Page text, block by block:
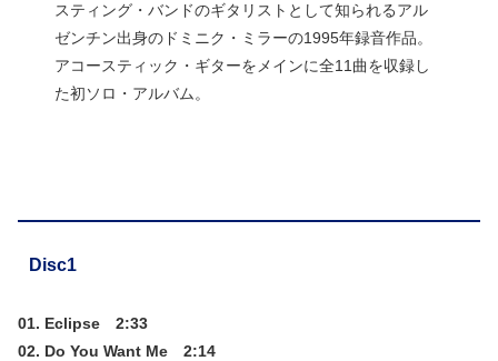
スティング・バンドのギタリストとして知られるアル
ゼンチン出身のドミニク・ミラーの1995年録音作品。
アコースティック・ギターをメインに全11曲を収録し
た初ソロ・アルバム。
Disc1
01. Eclipse 2:33
02. Do You Want Me 2:14